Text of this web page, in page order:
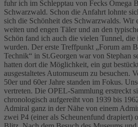
fuhr ich im Schlepptau von Fecks Omega
Schwarzwald. Schon die Anfahrt lohnte
sich die Schönheit des Schwarzwalds. Wir
weiten und engen Täler und an den
Schön fand ich auch die vielen Tunnel, die
wurden. Der erste Treffpunkt „Forum am
Technik“ in St.Georgen war von Stephan
hatten dort die Möglichkeit, ein gut
ausgestaltetes Automuseum zu besuchen.
50er und 60er Jahre standen im Fokus.
vertreten. Die OPEL-Sammlung erstreckt
chronologisch aufgereiht von 1939 bis
Admiral ganz in der Nähe von einem
zwei P4 (einer als Scheunenfund drapiert)